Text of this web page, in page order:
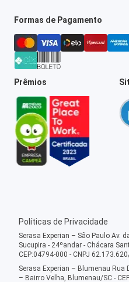
Formas de Pagamento
Prêmios
Políticas de Privacidade
Serasa Experian – São Paulo Av.
Sucupira - 24ºandar - Chácara
CEP:04794-000 - CNPJ
Serasa Experian – Blumenau Rua
– Bairro Velha, Blumenau/SC -